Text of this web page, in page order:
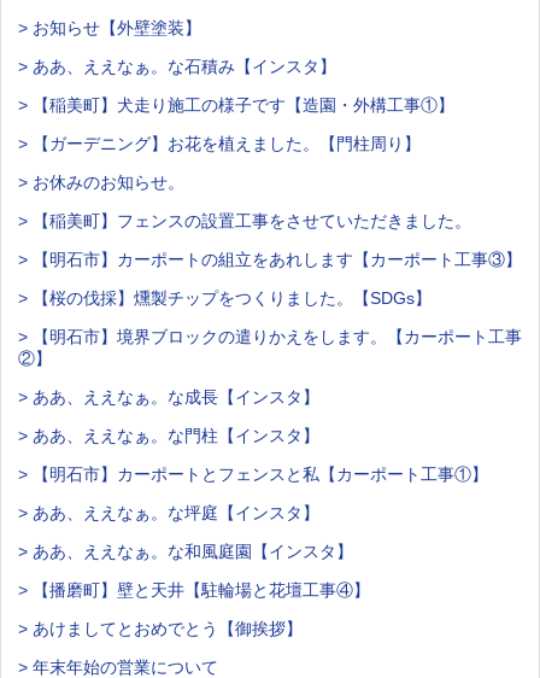
> お知らせ【外壁塗装】
> ああ、ええなぁ。な石積み【インスタ】
> 【稲美町】犬走り施工の様子です【造園・外構工事①】
> 【ガーデニング】お花を植えました。【門柱周り】
> お休みのお知らせ。
> 【稲美町】フェンスの設置工事をさせていただきました。
> 【明石市】カーポートの組立をあれします【カーポート工事③】
> 【桜の伐採】燻製チップをつくりました。【SDGs】
> 【明石市】境界ブロックの遣りかえをします。【カーポート工事
②】
> ああ、ええなぁ。な成長【インスタ】
> ああ、ええなぁ。な門柱【インスタ】
> 【明石市】カーポートとフェンスと私【カーポート工事①】
> ああ、ええなぁ。な坪庭【インスタ】
> ああ、ええなぁ。な和風庭園【インスタ】
> 【播磨町】壁と天井【駐輪場と花壇工事④】
> あけましてとおめでとう【御挨拶】
> 年末年始の営業について